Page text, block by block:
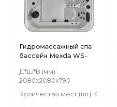
Гидромассажный спа
бассейн Mexda WS-
Д*Ш*В (мм):
2080x2080x790
Количество мест (шт): 4